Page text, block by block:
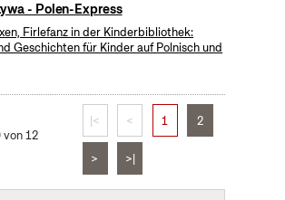
- Polen-Express
Firlefanz in der Kinderbibliothek:
Geschichten für Kinder auf Polnisch und
von 12
|< < 1 2
> >|